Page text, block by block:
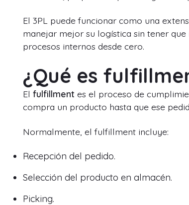
El 3PL puede funcionar como una
manejar mejor su logística sin tener
procesos internos desde cero.
¿Qué es
El fulfillment es el proceso de
compra un producto hasta que ese
Normalmente, el fulfillment incluye:
Recepción del pedido.
Selección del producto en almacén.
Picking.